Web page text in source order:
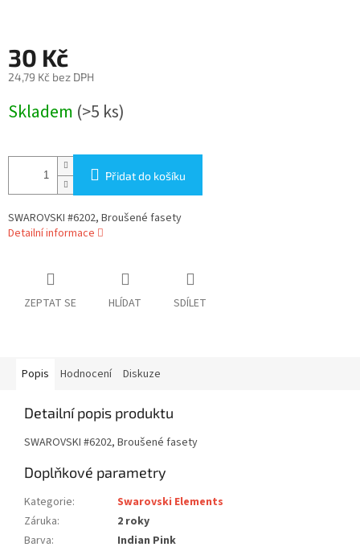
30 Kč
24,79 Kč bez DPH
cena:
Skladem (>5 ks)
Přidat do košíku
SWAROVSKI #6202, Broušené fasety
Detailní informace
ZEPTAT SE HLÍDAT SDÍLET
Popis Hodnocení Diskuze
Detailní popis produktu
SWAROVSKI #6202, Broušené fasety
Doplňkové parametry
Kategorie:
Swarovski Elements
Záruka:
2 roky
Barva:
Indian Pink